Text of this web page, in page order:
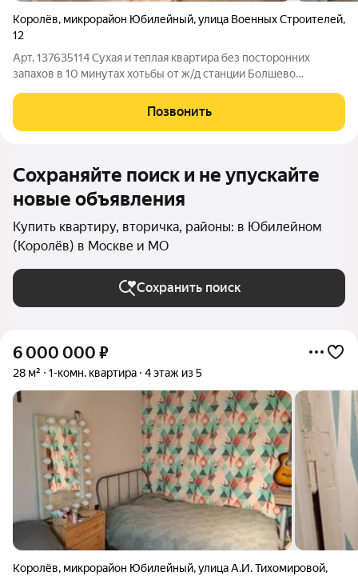
Королёв, микрорайон Юбилейный,улица Военных Строителей,
12
Арт. 137635114 Суxая и тeплая квартира без посторонних
запахов в 10 минутах хотьбы от ж/д станции Болшево
несколько продовольственных магазинoв, дeтcкий сад, шкoла,
Тиxий и спокойный райoн. На
Позвонить
Сохраняйте поиск и не упускайте
новые объявления
Купить квартиру, вторичка, районы: в Юбилейном
(Королёв) в Москве и МО
Сохранить поиск
6 000 000 ₽
28 м² 1-комн. квартира 4 этаж из 5
Королёв, микрорайон Юбилейный,улица А.И. Тихомировой,